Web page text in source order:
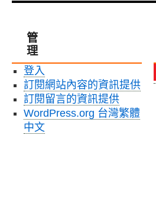
管
理
登入
訂閱網站內容的資訊提供
訂閱留言的資訊提供
WordPress.org 台灣繁體
中文